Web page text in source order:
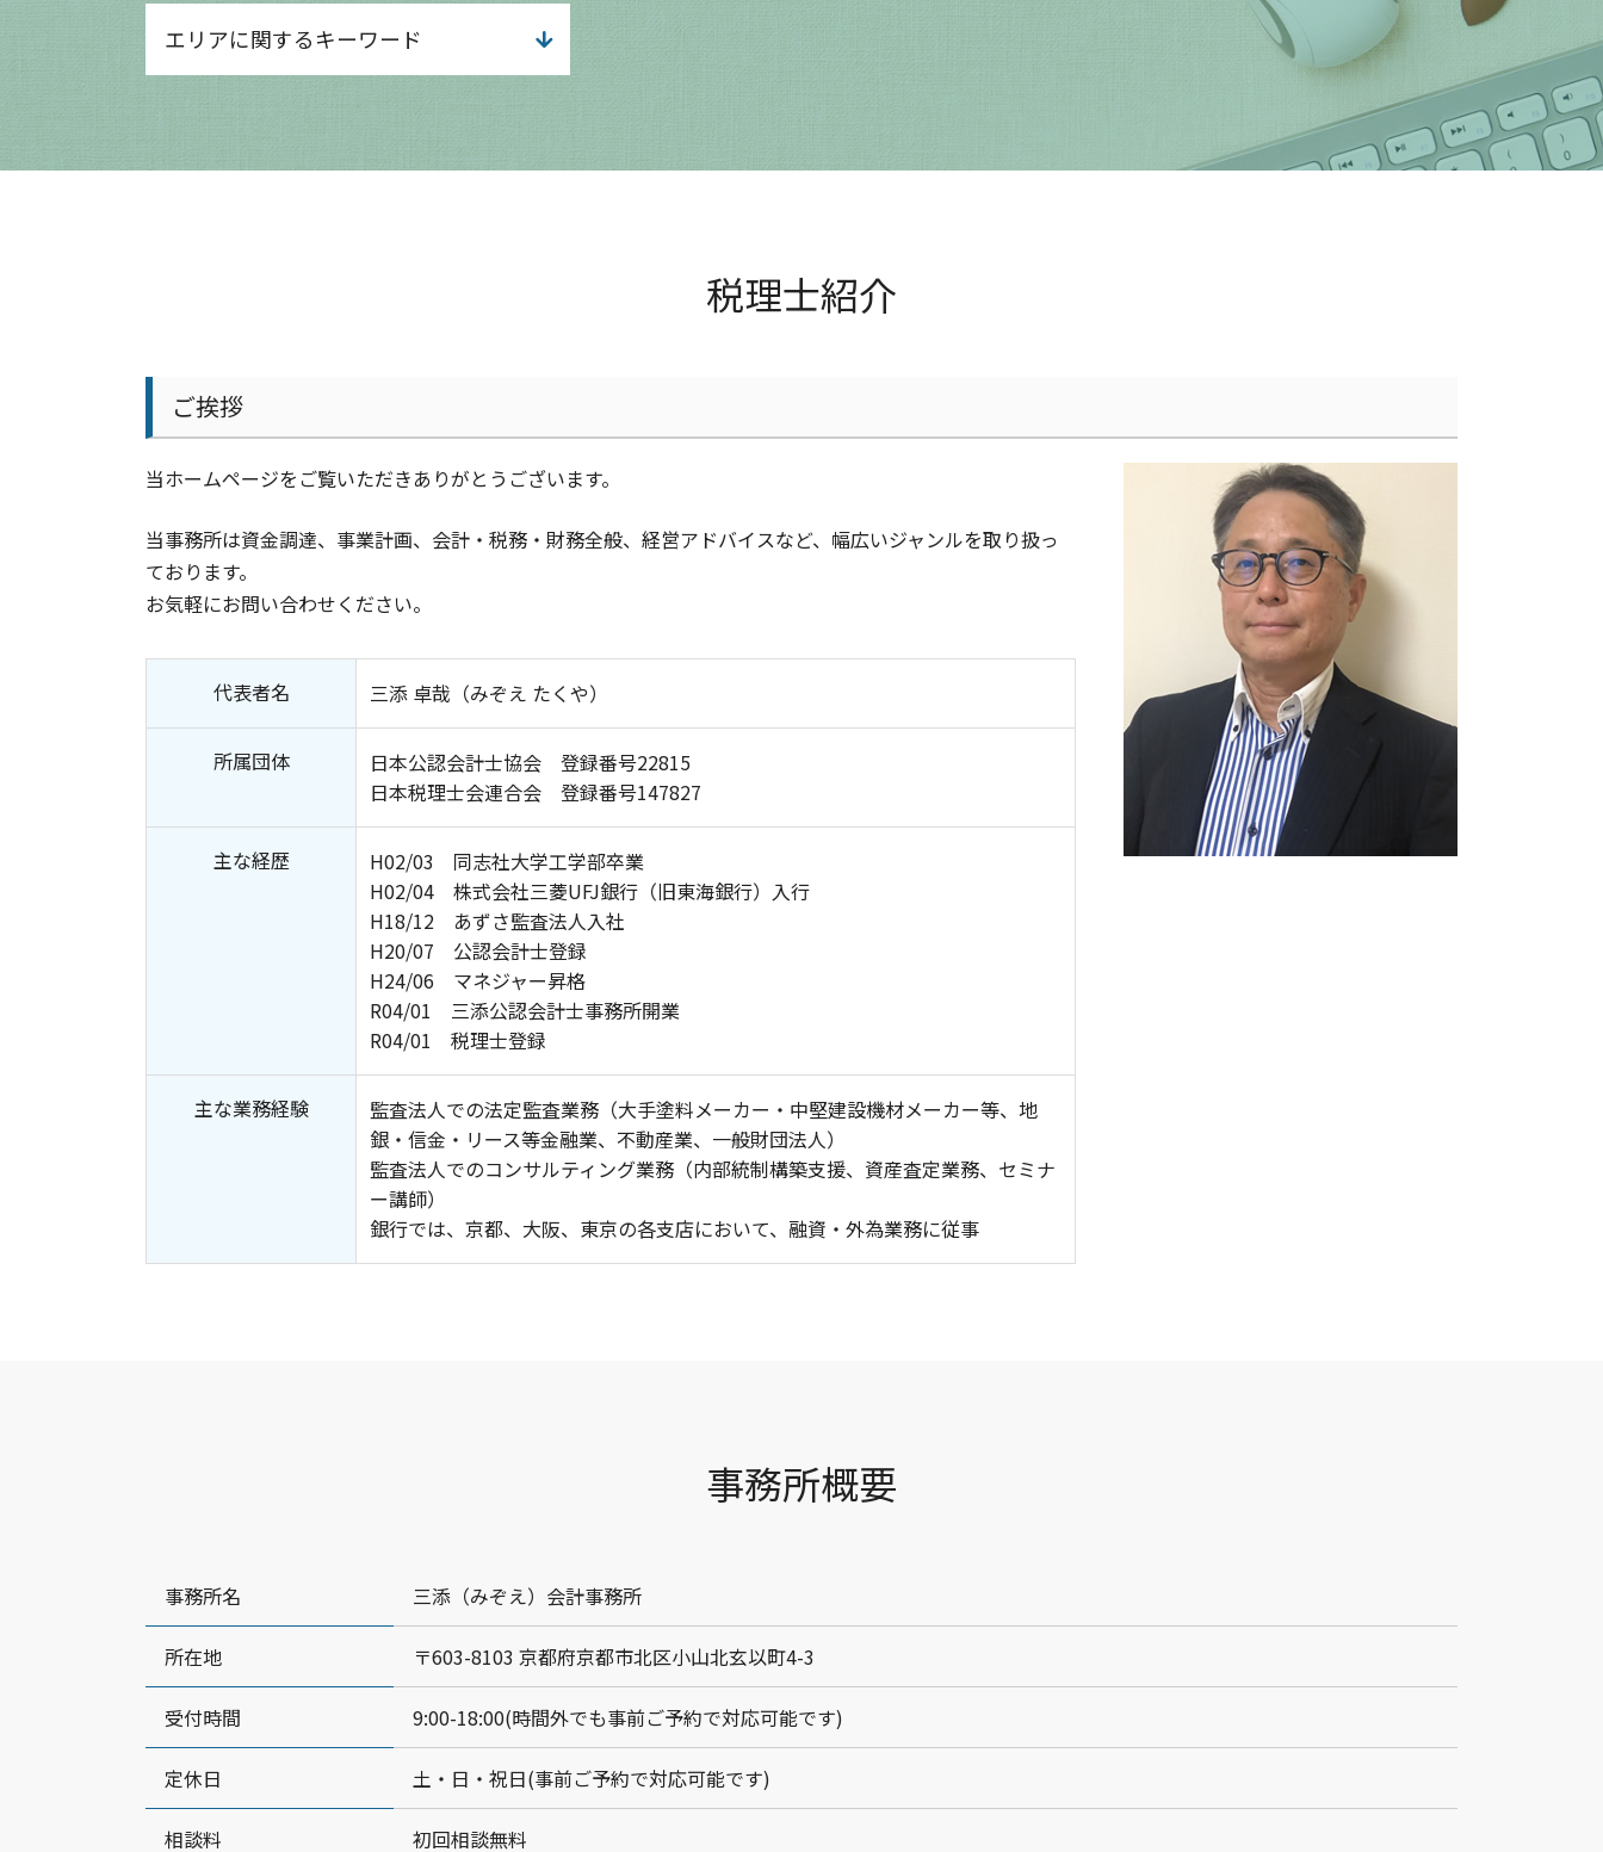
it導入補助金 個人事業主
銀行 融資 法人
デジタル化 補助金
融資 簿記
運転資金とは
資金調達 案件
資金調達方法 リース
資金調達 返済不要
事業計画 起業
事業計画 コンサル
事業計画 売上予測
事業計画 個人事業主
給与計算 課税対象額とは
経営分析 課題
税務調査 修正申告
経営分析 中小企業
給与計算 チェック方法
エリアに関するキーワード
大津市 経理記帳代行
大津市 節税対策
守山市 経営支援
守山市 経理記帳代行
大津市 会計士
京都市 給与計算 会計士
守山市 会計士
京都市 確定申告
税理士紹介
ご挨拶
当ホームページをご覧いただきありがとうございます。
当事務所は資金調達、事業計画、会計・税務・財務全般、経営アドバイスなど、幅広いジャンルを取り扱っ
ております。
お気軽にお問い合わせください。
代表者名 三添 卓哉（みぞえ たくや）
所属団体
日本公認会計士協会 登録番号22815
日本税理士会連合会 登録番号147827
主な経歴
H02/03 同志社大学工学部卒業
H02/04 株式会社三菱UFJ銀行（旧東海銀行）入行
H18/12 あずさ監査法人入社
H20/07 公認会計士登録
H24/06 マネジャー昇格
R04/01 三添公認会計士事務所開業
R04/01 税理士登録
主な業務経験
監査法人での法定監査業務（大手塗料メーカー・中堅建設機材メーカー等、地
銀・信金・リース等金融業、不動産業、一般財団法人）
監査法人でのコンサルティング業務（内部統制構築支援、資産査定業務、セミナ
ー講師）
銀行では、京都、大阪、東京の各支店において、融資・外為業務に従事
事務所概要
事務所名 三添（みぞえ）会計事務所
所在地 〒603-8103 京都府京都市北区小山北玄以町4-3
受付時間 9:00-18:00(時間外でも事前ご予約で対応可能です)
定休日 土・日・祝日(事前ご予約で対応可能です)
相談料 初回相談無料